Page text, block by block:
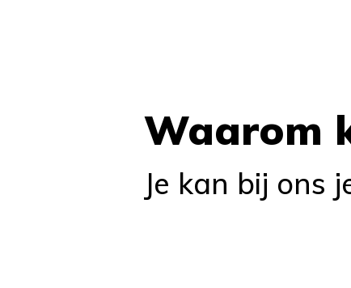
Waarom
Je kan bij ons